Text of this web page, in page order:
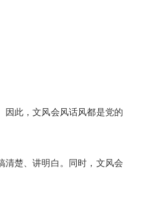
此，文风会风话风都是党的
楚、讲明白。同时，文风会